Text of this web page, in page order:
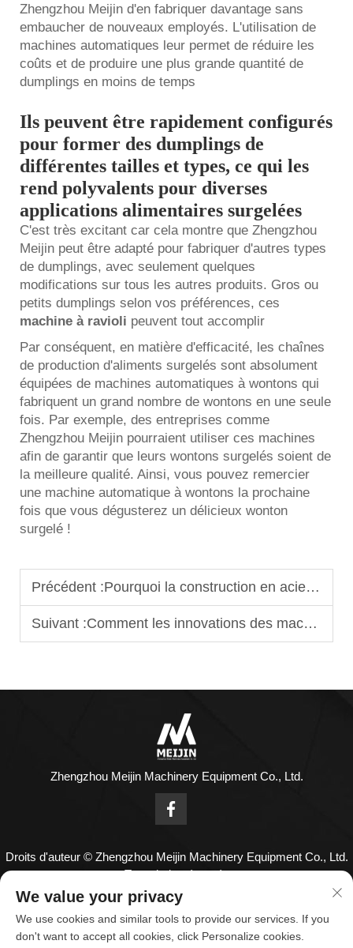
Zhengzhou Meijin d'en fabriquer davantage sans
embaucher de nouveaux employés. L'utilisation de
machines automatiques leur permet de réduire les
coûts et de produire une plus grande quantité de
dumplings en moins de temps
Ils peuvent être rapidement configurés
pour former des dumplings de
différentes tailles et types, ce qui les
rend polyvalents pour diverses
applications alimentaires surgelées
C'est très excitant car cela montre que Zhengzhou
Meijin peut être adapté pour fabriquer d'autres types
de dumplings, avec seulement quelques
modifications sur tous les autres produits. Gros ou
petits dumplings selon vos préférences, ces
machine à ravioli peuvent tout accomplir
Par conséquent, en matière d'efficacité, les chaînes
de production d'aliments surgelés sont absolument
équipées de machines automatiques à wontons qui
fabriquent un grand nombre de wontons en une seule
fois. Par exemple, des entreprises comme
Zhengzhou Meijin pourraient utiliser ces machines
afin de garantir que leurs wontons surgelés soient de
la meilleure qualité. Ainsi, vous pouvez remercier
une machine automatique à wontons la prochaine
fois que vous dégusterez un délicieux wonton
surgelé !
Précédent :Pourquoi la construction en acier inoxydable est essentielle pour les machines commerciales de fabrication de wontons
Suivant :Comment les innovations des machines à wonton réduisent les coûts de main-d'œuvre pour les restaurants
Zhengzhou Meijin Machinery Equipment Co., Ltd.
Droits d'auteur © Zhengzhou Meijin Machinery Equipment Co., Ltd.
Tous droits réservés
Nous contacter
Address: N° 1808, 18ème étage, Centre Zhenghong, N° 126
We value your privacy
We use cookies and similar tools to provide our services. If you
don't want to accept all cookies, click Personalize cookies.